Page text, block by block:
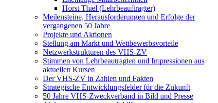
Horst Thiel (Lehrbeauftragter)
Meilensteine, Herausforderungen und Erfolge der
vergangenen 50 Jahre
Projekte und Aktionen
Stellung am Markt und Wettbewerbsvorteile
Netzwerkstrukturen des VHS-ZV
Stimmen von Lehrbeautragten und Impressionen aus
aktuellen Kursen
Der VHS-ZV in Zahlen und Fakten
Strategische Entwicklungsfelder für die Zukunft
50 Jahre VHS-Zweckverband in Bild und Presse